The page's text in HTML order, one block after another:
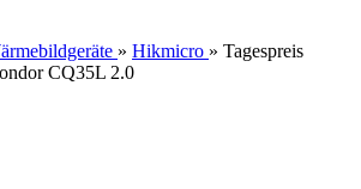
» Hikmicro » Tagespreis
CQ35L 2.0